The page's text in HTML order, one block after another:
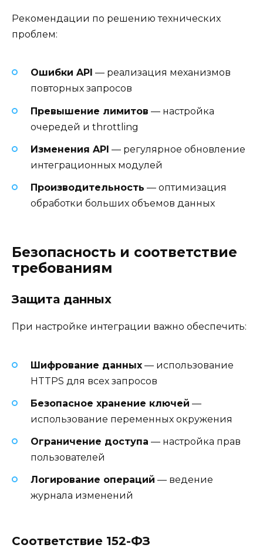
Рекомендации по решению технических
проблем:
Ошибки API — реализация механизмов
повторных запросов
Превышение лимитов — настройка
очередей и throttling
Изменения API — регулярное обновление
интеграционных модулей
Производительность — оптимизация
обработки больших объемов данных
Безопасность и соответствие
требованиям
Защита данных
При настройке интеграции важно обеспечить:
Шифрование данных — использование
HTTPS для всех запросов
Безопасное хранение ключей —
использование переменных окружения
Ограничение доступа — настройка прав
пользователей
Логирование операций — ведение
журнала изменений
Соответствие 152-ФЗ